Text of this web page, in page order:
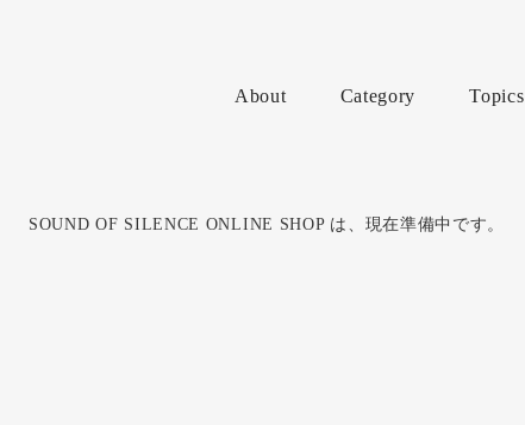
About Category Topics
SOUND OF SILENCE ONLINE SHOP は、現在準備中です。